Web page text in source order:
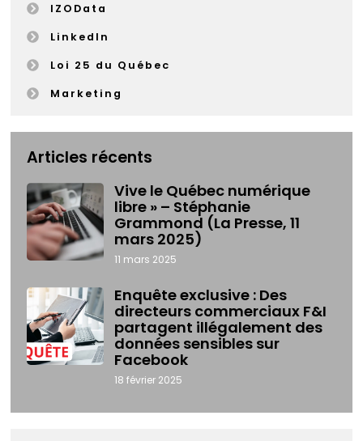
IZOData
LinkedIn
Loi 25 du Québec
Marketing
Articles récents
Vive le Québec numérique
libre » – Stéphanie
Grammond (La Presse, 11
mars 2025)
11 mars 2025
Enquête exclusive : Des
directeurs commerciaux F&I
partagent illégalement des
données sensibles sur
Facebook
18 février 2025